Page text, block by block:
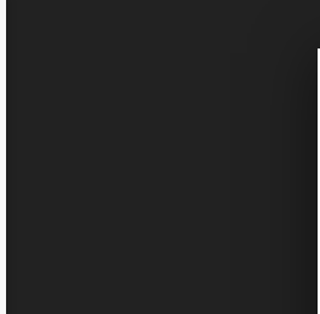
Sketchbook5, 스
Sketchbook5, 스
Sketchbook5, 스
Sketchbook5, 스